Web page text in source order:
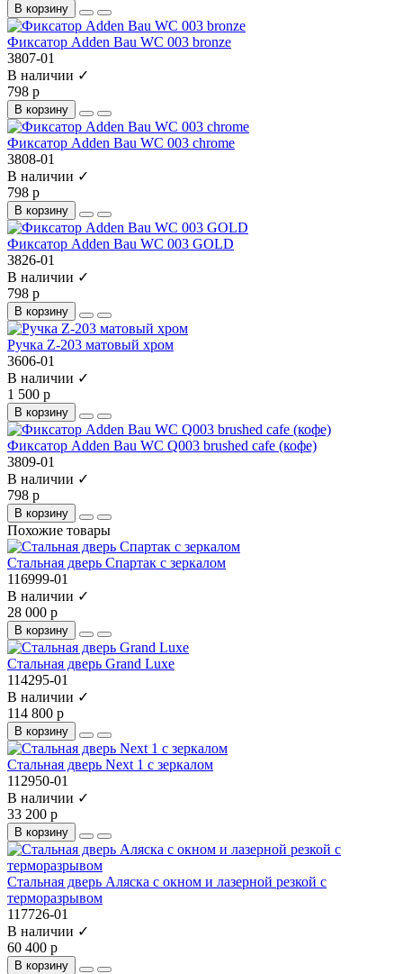
В корзину
Фиксатор Adden Bau WC 003 bronze
3807-01
В наличии ✓
798 р
В корзину
Фиксатор Adden Bau WC 003 chrome
3808-01
В наличии ✓
798 р
В корзину
Фиксатор Adden Bau WC 003 GOLD
3826-01
В наличии ✓
798 р
В корзину
Ручка Z-203 матовый хром
3606-01
В наличии ✓
1 500 р
В корзину
Фиксатор Adden Bau WC Q003 brushed cafe (кофе)
3809-01
В наличии ✓
798 р
В корзину
Похожие товары
Стальная дверь Спартак с зеркалом
116999-01
В наличии ✓
28 000 р
В корзину
Стальная дверь Grand Luxe
114295-01
В наличии ✓
114 800 р
В корзину
Стальная дверь Next 1 с зеркалом
112950-01
В наличии ✓
33 200 р
В корзину
Стальная дверь Аляска с окном и лазерной резкой с
терморазрывом
117726-01
В наличии ✓
60 400 р
В корзину